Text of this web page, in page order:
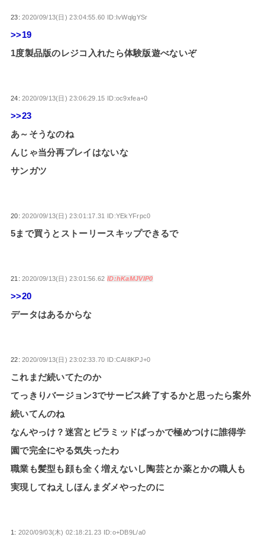
23:2020/09/13(日) 23:04:55.60 ID:IvWqlgYSr
>>19
1度製品版のレジコ入れたら体験版遊べないぞ
24:2020/09/13(日) 23:06:29.15 ID:oc9xfea+0
>>23
あ～そうなのね
んじゃ当分再プレイはないな
サンガツ
20:2020/09/13(日) 23:01:17.31 ID:YEkYFrpc0
5まで買うとストーリースキップできるで
21:2020/09/13(日) 23:01:56.62 ID:hKaMJVIP0
>>20
データはあるからな
22:2020/09/13(日) 23:02:33.70 ID:CAI8KPJ+0
これまだ続いてたのか
てっきりバージョン3でサービス終了するかと思ったら案外
続いてんのね
なんやっけ？迷宮とピラミッドばっかで極めつけに誰得学
園で完全にやる気失ったわ
職業も髪型も顔も全く増えないし陶芸とか薬とかの職人も
実現してねえしほんまダメやったのに
1: 2020/09/03(木) 02:18:21.23 ID:o+DB9L/a0